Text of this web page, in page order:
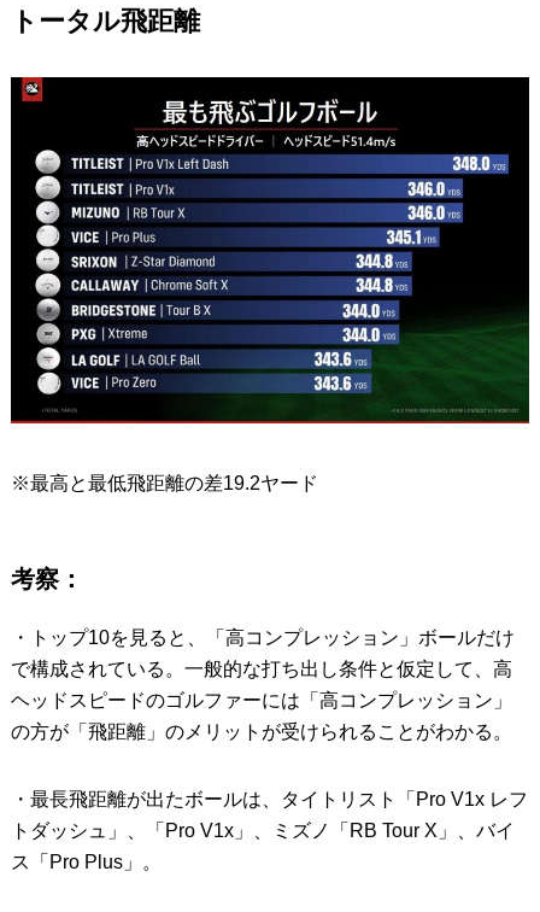
トータル飛距離
※最高と最低飛距離の差19.2ヤード
考察：
・トップ10を見ると、「高コンプレッション」ボールだけ
で構成されている。一般的な打ち出し条件と仮定して、高
ヘッドスピードのゴルファーには「高コンプレッション」
の方が「飛距離」のメリットが受けられることがわかる。
・最長飛距離が出たボールは、タイトリスト「Pro V1x レフ
トダッシュ」、「Pro V1x」、ミズノ「RB Tour X」、バイ
ス「Pro Plus」。